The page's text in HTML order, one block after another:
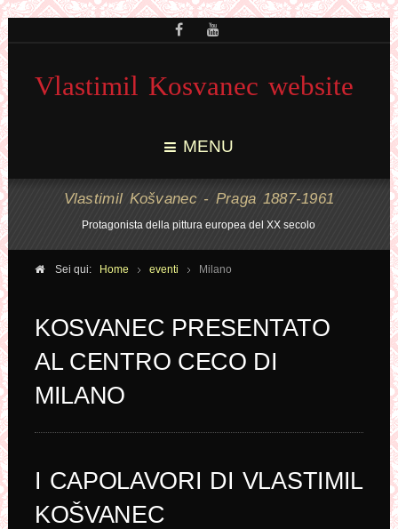
Vlastimil Kosvanec website
MENU
Vlastimil Košvanec - Praga 1887-1961
Protagonista della pittura europea del XX secolo
Sei qui: Home eventi Milano
KOSVANEC PRESENTATO
AL CENTRO CECO DI
MILANO
I CAPOLAVORI DI VLASTIMIL
KOŠVANEC